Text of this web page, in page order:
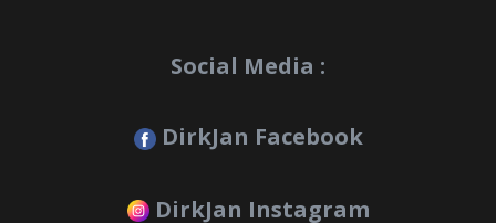
Social Media :
DirkJan Facebook
DirkJan Instagram